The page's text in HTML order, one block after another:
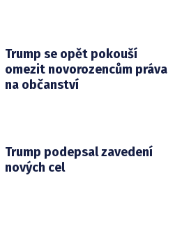
Trump se opět pokouší
omezit novorozencům práva
na občanství
Trump podepsal zavedení
nových cel